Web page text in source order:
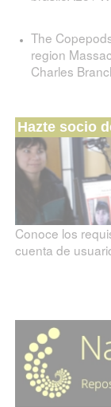
The
region
Charles
Hazte socio
Conoce los
cuenta de